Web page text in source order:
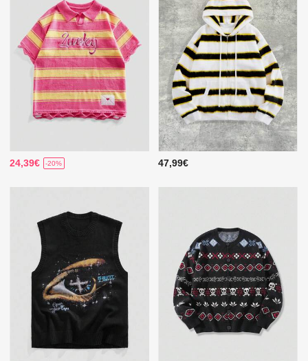
24,39€ -20% 47,99€